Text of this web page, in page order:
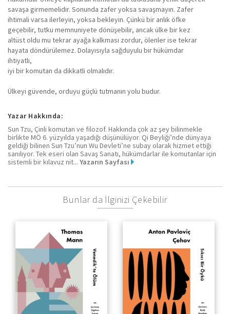
savaşa girmemelidir. Sonunda zafer yoksa savaşmayın. Zafer
ihtimali varsa ilerleyin, yoksa bekleyin. Çünkü bir anlık öfke
geçebilir, tutku memnuniyete dönüşebilir, ancak ülke bir kez
altüst oldu mu tekrar ayağa kalkması zordur, ölenler ise tekrar
hayata döndürülemez. Dolayısıyla sağduyulu bir hükümdar
ihtiyatlı,
iyi bir komutan da dikkatli olmalıdır.
Ülkeyi güvende, orduyu güçlü tutmanın yolu budur.
Yazar Hakkında:
Sun Tzu, Çinli komutan ve filozof. Hakkında çok az şey bilinmekle
birlikte MÖ 6. yüzyılda yaşadığı düşünülüyor. Qi Beyliği’nde dünyaya
geldiği bilinen Sun Tzu’nun Wu Devleti’ne subay olarak hizmet ettiği
sanılıyor. Tek eseri olan Savaş Sanatı, hükümdarlar ile komutanlar için
sistemli bir kılavuz nit... Yazarın Sayfası
Bunlar da İlginizi Çekebilir